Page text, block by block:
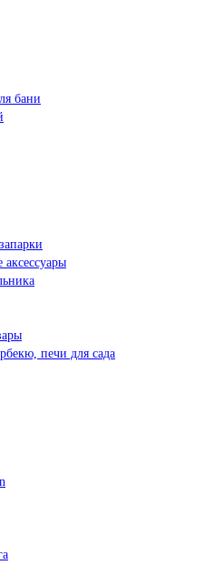
бани
печи для сада